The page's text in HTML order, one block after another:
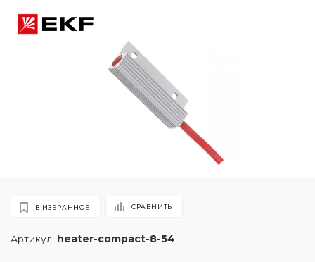
Артикул: heater-compact-8-54
В ИЗБРАННОЕ СРАВНИТЬ